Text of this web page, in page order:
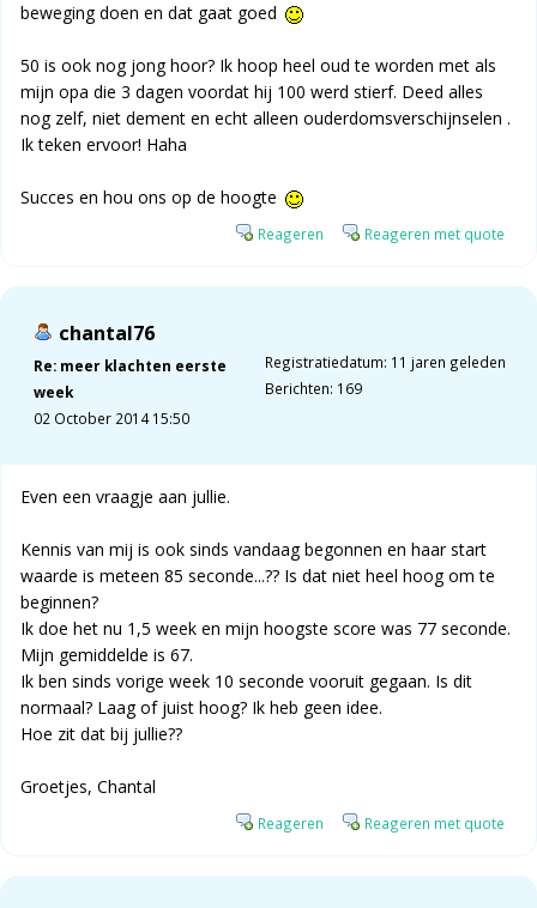
beweging doen en dat gaat goed
50 is ook nog jong hoor? Ik hoop heel oud te worden met als
mijn opa die 3 dagen voordat hij 100 werd stierf. Deed alles
nog zelf, niet dement en echt alleen ouderdomsverschijnselen .
Ik teken ervoor! Haha
Succes en hou ons op de hoogte
Reageren Reageren met quote
chantal76
Re: meer klachten eerste
week
02 October 2014 15:50
Registratiedatum: 11 jaren geleden
Berichten: 169
Even een vraagje aan jullie.
Kennis van mij is ook sinds vandaag begonnen en haar start
waarde is meteen 85 seconde...?? Is dat niet heel hoog om te
beginnen?
Ik doe het nu 1,5 week en mijn hoogste score was 77 seconde.
Mijn gemiddelde is 67.
Ik ben sinds vorige week 10 seconde vooruit gegaan. Is dit
normaal? Laag of juist hoog? Ik heb geen idee.
Hoe zit dat bij jullie??
Groetjes, Chantal
Reageren Reageren met quote